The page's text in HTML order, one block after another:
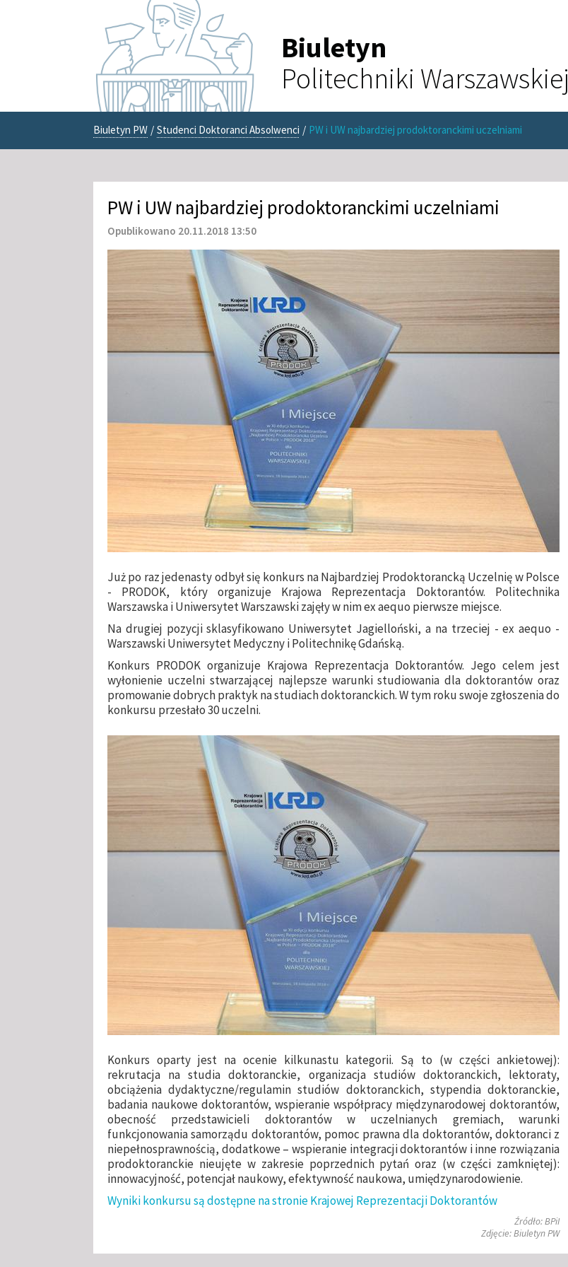
Biuletyn
Politechniki Warszawskiej
Biuletyn PW / Studenci Doktoranci Absolwenci / PW i UW najbardziej prodoktoranckimi uczelniami
PW i UW najbardziej prodoktoranckimi uczelniami
Opublikowano 20.11.2018 13:50
Już po raz jedenasty odbył się konkurs na Najbardziej Prodoktorancką Uczelnię w Polsce
- PRODOK, który organizuje Krajowa Reprezentacja Doktorantów. Politechnika
Warszawska i Uniwersytet Warszawski zajęły w nim ex aequo pierwsze miejsce.
Na drugiej pozycji sklasyfikowano Uniwersytet Jagielloński, a na trzeciej - ex aequo -
Warszawski Uniwersytet Medyczny i Politechnikę Gdańską.
Konkurs PRODOK organizuje Krajowa Reprezentacja Doktorantów. Jego celem jest
wyłonienie uczelni stwarzającej najlepsze warunki studiowania dla doktorantów oraz
promowanie dobrych praktyk na studiach doktoranckich. W tym roku swoje zgłoszenia do
konkursu przesłało 30 uczelni.
Konkurs oparty jest na ocenie kilkunastu kategorii. Są to (w części ankietowej):
rekrutacja na studia doktoranckie, organizacja studiów doktoranckich, lektoraty,
obciążenia dydaktyczne/regulamin studiów doktoranckich, stypendia doktoranckie,
badania naukowe doktorantów, wspieranie współpracy międzynarodowej doktorantów,
obecność przedstawicieli doktorantów w uczelnianych gremiach, warunki
funkcjonowania samorządu doktorantów, pomoc prawna dla doktorantów, doktoranci z
niepełnosprawnością, dodatkowe – wspieranie integracji doktorantów i inne rozwiązania
prodoktoranckie nieujęte w zakresie poprzednich pytań oraz (w części zamkniętej):
innowacyjność, potencjał naukowy, efektywność naukowa, umiędzynarodowienie.
Wyniki konkursu są dostępne na stronie Krajowej Reprezentacji Doktorantów
Źródło: BPiI
Zdjęcie: Biuletyn PW